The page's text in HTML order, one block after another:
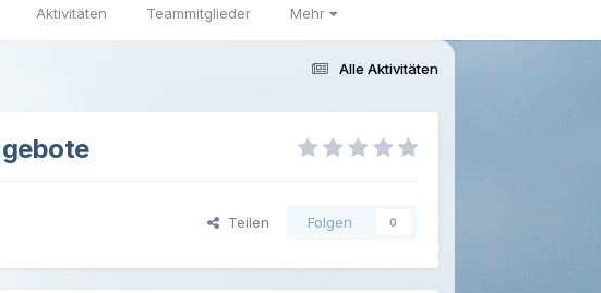
Aktivitäten Teammitglieder Mehr
Alle Aktivitäten
Teilen Folgen 0